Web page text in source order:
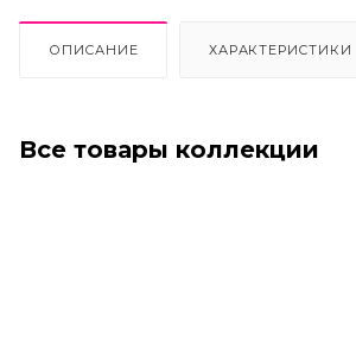
ОПИСАНИЕ ХАРАКТЕРИСТИКИ
Все товары коллекции